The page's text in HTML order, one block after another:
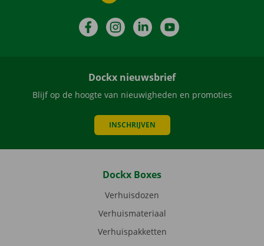
FacebookInstagramLinkedIn
Dockx nieuwsbrief
Blijf op de hoogte van nieuwigheden en promoties
INSCHRIJVEN
Dockx Boxes
Verhuisdozen
Verhuismateriaal
Verhuispakketten